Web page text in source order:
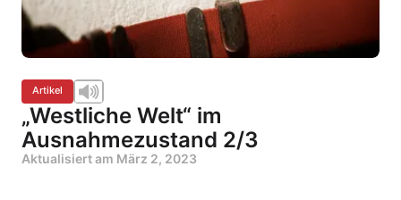
Artikel
„Westliche Welt“ im
Ausnahmezustand 2/3
Aktualisiert am März 2, 2023